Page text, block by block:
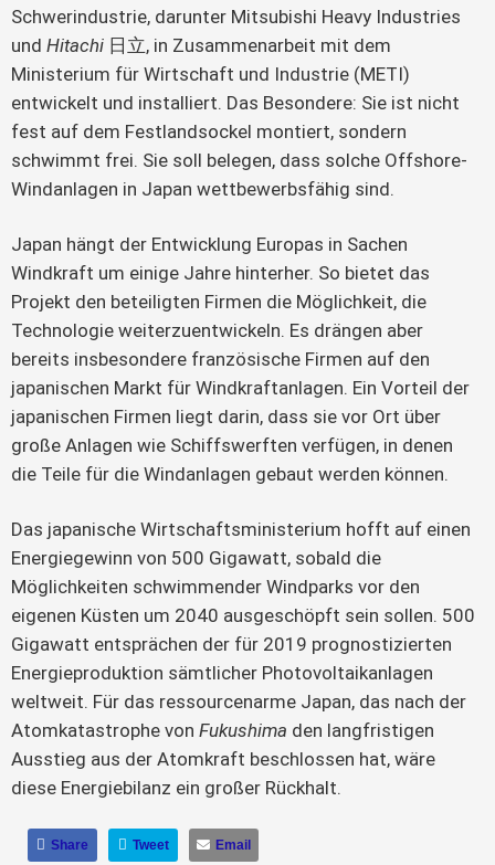
Schwerindustrie, darunter Mitsubishi Heavy Industries
und Hitachi 日立, in Zusammenarbeit mit dem
Ministerium für Wirtschaft und Industrie (METI)
entwickelt und installiert. Das Besondere: Sie ist nicht
fest auf dem Festlandsockel montiert, sondern
schwimmt frei. Sie soll belegen, dass solche Offshore-
Windanlagen in Japan wettbewerbsfähig sind.
Japan hängt der Entwicklung Europas in Sachen
Windkraft um einige Jahre hinterher. So bietet das
Projekt den beteiligten Firmen die Möglichkeit, die
Technologie weiterzuentwickeln. Es drängen aber
bereits insbesondere französische Firmen auf den
japanischen Markt für Windkraftanlagen. Ein Vorteil der
japanischen Firmen liegt darin, dass sie vor Ort über
große Anlagen wie Schiffswerften verfügen, in denen
die Teile für die Windanlagen gebaut werden können.
Das japanische Wirtschaftsministerium hofft auf einen
Energiegewinn von 500 Gigawatt, sobald die
Möglichkeiten schwimmender Windparks vor den
eigenen Küsten um 2040 ausgeschöpft sein sollen. 500
Gigawatt entsprächen der für 2019 prognostizierten
Energieproduktion sämtlicher Photovoltaikanlagen
weltweit. Für das ressourcenarme Japan, das nach der
Atomkatastrophe von Fukushima den langfristigen
Ausstieg aus der Atomkraft beschlossen hat, wäre
diese Energiebilanz ein großer Rückhalt.
Share Tweet Email